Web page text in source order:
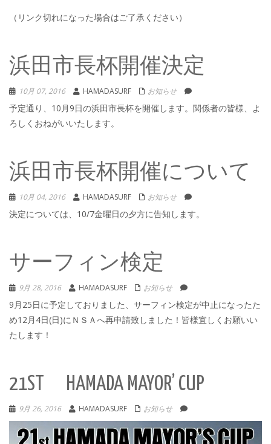
（リンク切れになった場合はご了承ください）
浜田市長杯開催決定
10月 07, 2016 HAMADASURF お知らせ
予定通り、10月9日の浜田市長杯を開催します。関係者の皆様、よ
ろしくおねがいいたします。
浜田市長杯開催について
10月 04, 2016 HAMADASURF お知らせ
決定については、10/7金曜日の夕方に告知します。
サーフィン検定
9月 28, 2016 HAMADASURF お知らせ
9月25日に予定しておりました、サーフィン検定が中止になったた
め12月4日(日)にＮＳＡへ再申請致しました！皆様宜しくお願いい
たします！
21ST HAMADA MAYOR’ CUP
9月 26, 2016 HAMADASURF お知らせ